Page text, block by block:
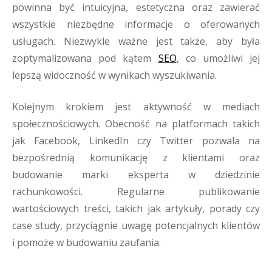
powinna być intuicyjna, estetyczna oraz zawierać
wszystkie niezbędne informacje o oferowanych
usługach. Niezwykle ważne jest także, aby była
zoptymalizowana pod kątem SEO, co umożliwi jej
lepszą widoczność w wynikach wyszukiwania.
Kolejnym krokiem jest aktywność w mediach
społecznościowych. Obecność na platformach takich
jak Facebook, LinkedIn czy Twitter pozwala na
bezpośrednią komunikację z klientami oraz
budowanie marki eksperta w dziedzinie
rachunkowości. Regularne publikowanie
wartościowych treści, takich jak artykuły, porady czy
case study, przyciągnie uwagę potencjalnych klientów
i pomoże w budowaniu zaufania.